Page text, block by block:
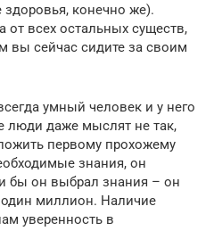
конечно же).
от всех остальных существ,
вы сейчас сидите за своим
умный человек и у него
люди даже мыслят не так,
первому прохожему
знания, он
бы он выбрал знания – он
один миллион. Наличие
уверенность в